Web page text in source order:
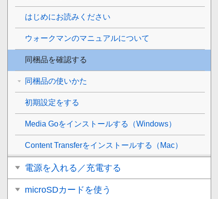
はじめにお読みください
ウォークマンのマニュアルについて
同梱品を確認する
同梱品の使いかた
初期設定をする
Media Goをインストールする（Windows）
Content Transferをインストールする（Mac）
電源を入れる／充電する
microSDカードを使う